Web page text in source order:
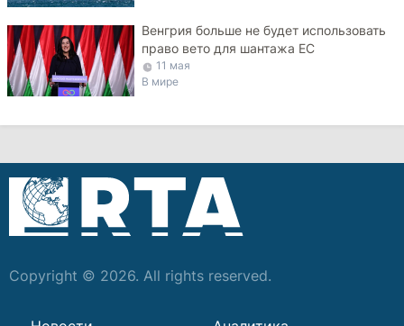
Венгрия больше не будет использовать
право вето для шантажа ЕС
11 мая
В мире
Copyright © 2026. All rights reserved.